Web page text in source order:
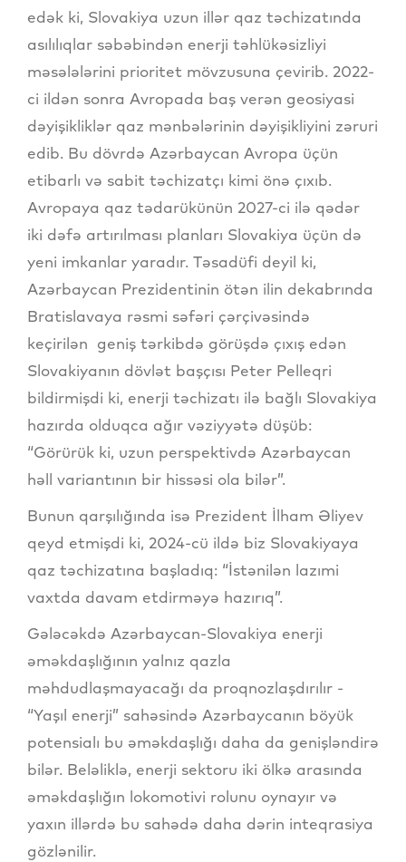
edək ki, Slovakiya uzun illər qaz təchizatında
asılılıqlar səbəbindən enerji təhlükəsizliyi
məsələlərini prioritet mövzusuna çevirib. 2022-
ci ildən sonra Avropada baş verən geosiyasi
dəyişikliklər qaz mənbələrinin dəyişikliyini zəruri
edib. Bu dövrdə Azərbaycan Avropa üçün
etibarlı və sabit təchizatçı kimi önə çıxıb.
Avropaya qaz tədarükünün 2027-ci ilə qədər
iki dəfə artırılması planları Slovakiya üçün də
yeni imkanlar yaradır. Təsadüfi deyil ki,
Azərbaycan Prezidentinin ötən ilin dekabrında
Bratislavaya rəsmi səfəri çərçivəsində
keçirilən geniş tərkibdə görüşdə çıxış edən
Slovakiyanın dövlət başçısı Peter Pelleqri
bildirmişdi ki, enerji təchizatı ilə bağlı Slovakiya
hazırda olduqca ağır vəziyyətə düşüb:
“Görürük ki, uzun perspektivdə Azərbaycan
həll variantının bir hissəsi ola bilər”.
Bunun qarşılığında isə Prezident İlham Əliyev
qeyd etmişdi ki, 2024-cü ildə biz Slovakiyaya
qaz təchizatına başladıq: “İstənilən lazımi
vaxtda davam etdirməyə hazırıq”.
Gələcəkdə Azərbaycan-Slovakiya enerji
əməkdaşlığının yalnız qazla
məhdudlaşmayacağı da proqnozlaşdırılır -
“Yaşıl enerji” sahəsində Azərbaycanın böyük
potensialı bu əməkdaşlığı daha da genişləndirə
bilər. Beləliklə, enerji sektoru iki ölkə arasında
əməkdaşlığın lokomotivi rolunu oynayır və
yaxın illərdə bu sahədə daha dərin inteqrasiya
gözlənilir.